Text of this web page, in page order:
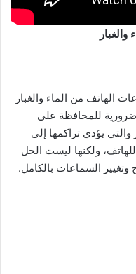
الهاتف من الماء والغبار
للمحافظة على
يؤدي تراكمها إلى
ولكنها ليست الحل
السماعات بالكامل.